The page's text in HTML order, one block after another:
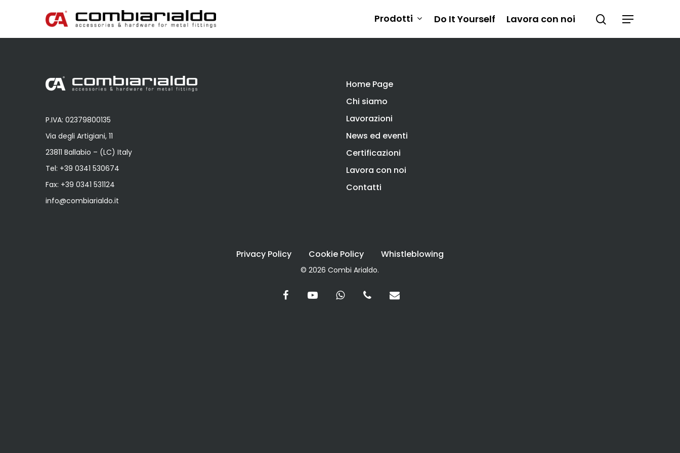
Prodotti Do It Yourself Lavora con noi
P.IVA: 02379800135
Via degli Artigiani, 11
23811 Ballabio – (LC) Italy
Tel: +39 0341 530674
Fax: +39 0341 531124
info@combiarialdo.it
Home Page
Chi siamo
Lavorazioni
News ed eventi
Certificazioni
Lavora con noi
Contatti
Privacy Policy Cookie Policy Whistleblowing
© 2026 Combi Arialdo.